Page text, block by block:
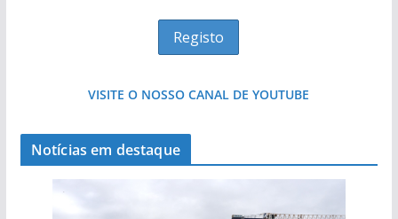
VISITE O NOSSO CANAL DE YOUTUBE
Notícias em destaque